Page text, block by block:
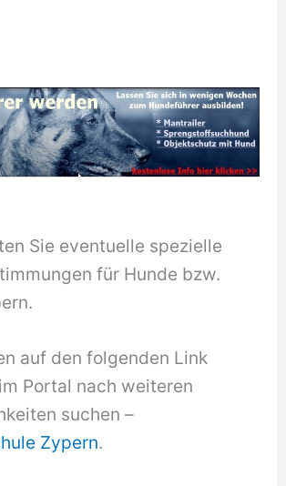
Sie eventuelle spezielle
für Hunde bzw.
auf den folgenden Link
Portal nach weiteren
suchen –
Zypern.